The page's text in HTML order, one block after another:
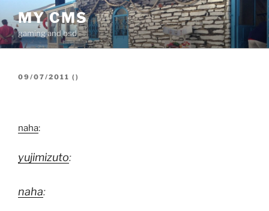
geç MY CMS
gaming and bsd
YAYIM
09/07/2011 ( )
naha:
yujimizuto:
naha: